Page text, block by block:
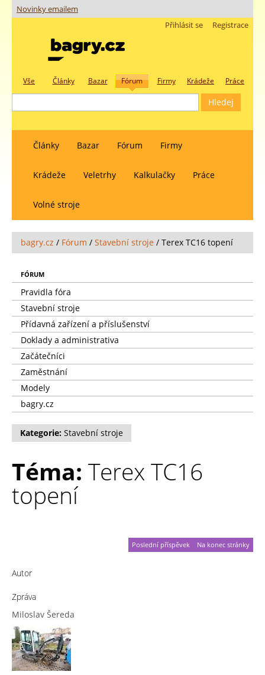
Novinky emailem
Registrace
Přihlásit se
Vše Články Bazar Fórum Firmy Krádeže Práce
Články Bazar Fórum Firmy
Krádeže Veletrhy Kalkulačky Práce
Volné stroje
bagry.cz / Fórum / Stavební stroje / Terex TC16 topení
FÓRUM
Pravidla fóra
Stavební stroje
Přídavná zařízení a příslušenství
Doklady a administrativa
Začátečníci
Zaměstnání
Modely
bagry.cz
Kategorie: Stavební stroje
Téma: Terex TC16
topení
Na konec stránky
Poslední příspěvek
Autor
Zpráva
Miloslav Šereda